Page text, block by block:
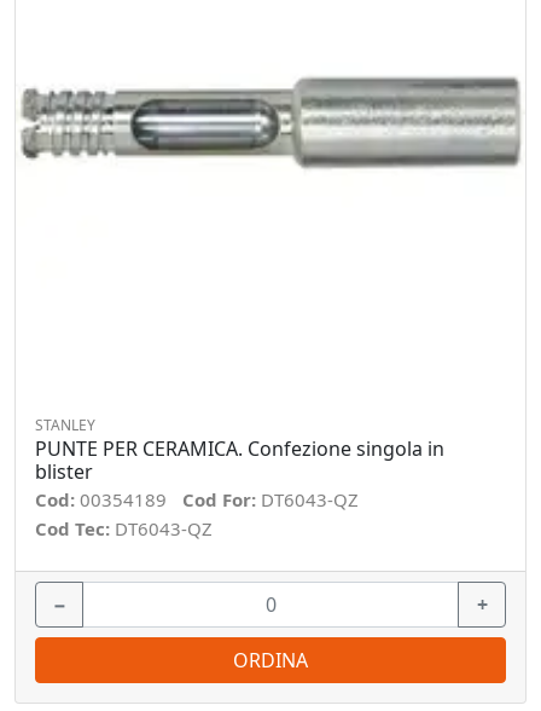
STANLEY
PUNTE PER CERAMICA. Confezione singola in
blister
Cod: 00354189 Cod For: DT6043-QZ
Cod Tec: DT6043-QZ
− +
ORDINA